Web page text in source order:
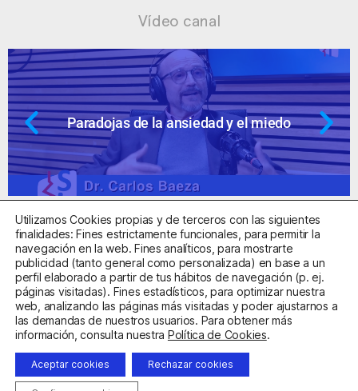
Vídeo canal
la ansiedad y el miedo Ansiedad:
Centro Sanitario Autorizado con el código E08737002
Aviso LegalPolítica de PrivacidadPolítica de Cookies
Clínica de la Ansiedad. Teléfonos:932263020
Utilizamos Cookies propias y de terceros con las siguientes
finalidades: Fines estrictamente funcionales, para permitir la
navegación en la web. Fines analíticos, para mostrarte
publicidad (tanto general como personalizada) en base a un
perfil elaborado a partir de tus hábitos de navegación (p. ej.
páginas visitadas). Fines estadísticos, para optimizar nuestra
web, analizando las páginas más visitadas y poder ajustarnos a
las demandas de nuestros usuarios. Para obtener más
información, consulta nuestra Política de Cookies.
Aceptar cookies Rechazar cookies